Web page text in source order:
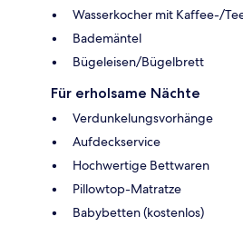
Wasserkocher mit Kaffee-/
Bademäntel
Bügeleisen/Bügelbrett
Für erholsame Nächte
Verdunkelungsvorhänge
Aufdeckservice
Hochwertige Bettwaren
Pillowtop-Matratze
Babybetten (kostenlos)